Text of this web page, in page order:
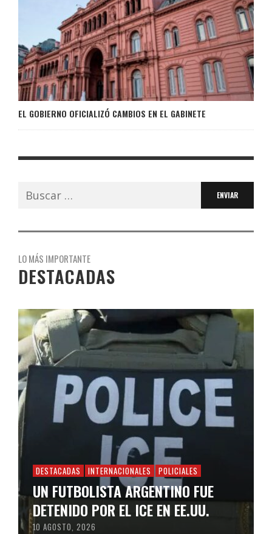
EL GOBIERNO OFICIALIZÓ CAMBIOS EN EL GABINETE
Buscar:
LO MÁS IMPORTANTE
DESTACADAS
DESTACADAS INTERNACIONALES POLICIALES
UN FUTBOLISTA ARGENTINO FUE
DETENIDO POR EL ICE EN EE.UU.
10 AGOSTO, 2026